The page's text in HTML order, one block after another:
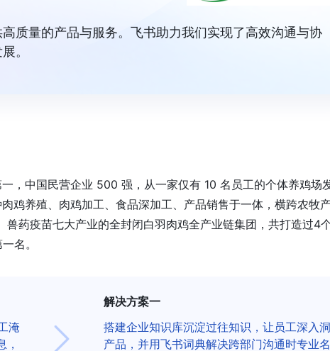
质量的产品与服务。飞书助力我们实现了高效沟通与协
。
，中国民营企业 500 强，从一家仅有 10 名员工的个体养鸡场
鸡养殖、肉鸡加工、食品深加工、产品销售于一体，横跨农牧产
药疫苗七大产业的全封闭白羽肉鸡全产业链集团，共打造过4
名。
淹
，
解决方案一
搭建企业知识库沉淀过往知识，让员工深入
产品，并用飞书词典解决跨部门沟通时专业